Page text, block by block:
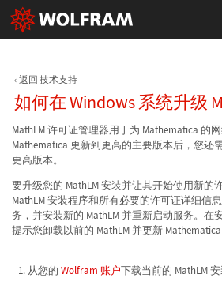
返回 技术支持
如何在 Windows 系统升级
MathLM 许可证管理器用于为 Mathematica 的
Mathematica 更新到更高的主要版本后，您还
更高版本。
要升级您的 MathLM 安装并让其开始使用新的
MathLM 安装程序和所有必要的许可证详细信
务，并安装新的 MathLM 并重新启动服务。在
提示您卸载以前的 MathLM 并更新 Mathematica
从您的 Wolfram 账户下载当前的 MathLM 安